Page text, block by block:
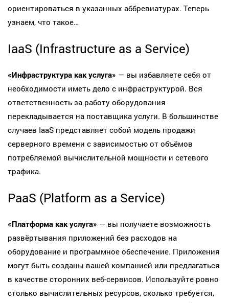
ориентироваться в указанных аббревиатурах. Теперь
узнаем, что такое…
IaaS (Infrastructure as a Service)
«Инфраструктура как услуга» — вы избавляете себя от
необходимости иметь дело с инфраструктурой. Вся
ответственность за работу оборудования
перекладывается на поставщика услуги. В большинстве
случаев IaaS представляет собой модель продажи
серверного времени с зависимостью от объёмов
потребляемой вычислительной мощности и сетевого
трафика.
PaaS (Platform as a Service)
«Платформа как услуга» — вы получаете возможность
развёртывания приложений без расходов на
оборудование и программное обеспечение. Приложения
могут быть созданы вашей компанией или предлагаться
в качестве сторонних веб-сервисов. Используйте ровно
столько вычислительных ресурсов, сколько требуется,